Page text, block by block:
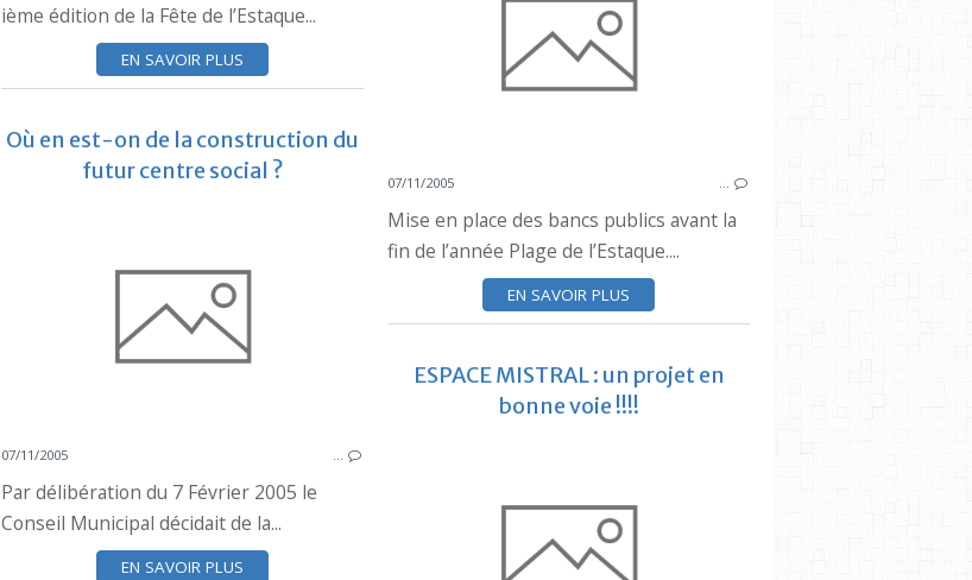
ième édition de la Fête de l’Estaque...
EN SAVOIR PLUS
07/11/2005 …
Mise en place des bancs publics avant la
fin de l’année Plage de l’Estaque....
EN SAVOIR PLUS
Où en est-on de la construction du
futur centre social ?
ESTAQUE
07/11/2005 …
Par délibération du 7 Février 2005 le
Conseil Municipal décidait de la...
EN SAVOIR PLUS
ESPACE MISTRAL : un projet en
bonne voie !!!!